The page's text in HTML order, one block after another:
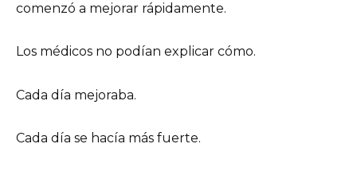
comenzó a mejorar rápidamente.
Los médicos no podían explicar cómo.
Cada día mejoraba.
Cada día se hacía más fuerte.